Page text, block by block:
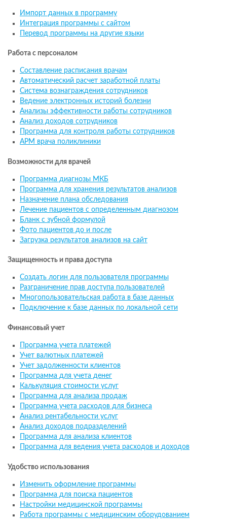
Импорт данных в программу
Интеграция программы с сайтом
Перевод программы на другие языки
Работа с персоналом
Составление расписания врачам
Автоматический расчет заработной платы
Система вознаграждения сотрудников
Ведение электронных историй болезни
Анализы эффективности работы сотрудников
Анализ доходов сотрудников
Программа для контроля работы сотрудников
АРМ врача поликлиники
Возможности для врачей
Программа диагнозы МКБ
Программа для хранения результатов анализов
Назначение плана обследования
Лечение пациентов с определенным диагнозом
Бланк с зубной формулой
Фото пациентов до и после
Загрузка результатов анализов на сайт
Защищенность и права доступа
Создать логин для пользователя программы
Разграничение прав доступа пользователей
Многопользовательская работа в базе данных
Подключение к базе данных по локальной сети
Финансовый учет
Программа учета платежей
Учет валютных платежей
Учет задолженности клиентов
Программа для учета денег
Калькуляция стоимости услуг
Программа для анализа продаж
Программа учета расходов для бизнеса
Анализ рентабельности услуг
Анализ доходов подразделений
Программа для анализа клиентов
Программа для ведения учета расходов и доходов
Удобство использования
Изменить оформление программы
Программа для поиска пациентов
Настройки медицинской программы
Работа программы с медицинским оборудованием